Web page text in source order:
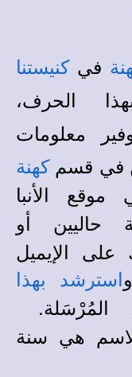
فيكنيستنا
الحرف،
معلومات
في قسمكهنة
موقع الأنبا
حاليين أو
الإيميل
استرشد بهذا
المُرْسَلة.
هي سنة